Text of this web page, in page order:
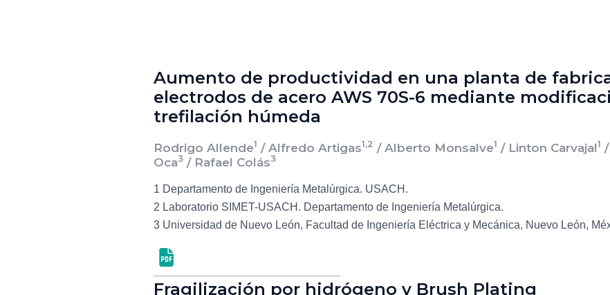
Aumento de productividad en una planta de
electrodos de acero AWS 70S-6 mediante
trefilación húmeda
Rodrigo Allende1 / Alfredo Artigas1,2 / Alberto Monsalve1 / Linton Carvajal1
Oca3 / Rafael Colás3
1 Departamento de Ingeniería Metalúrgica. USACH.
2 Laboratorio SIMET-USACH. Departamento de Ingeniería Metalúrgica.
3 Universidad de Nuevo León, Facultad de Ingeniería Eléctrica y Mecánica, Nuevo León,
Fragilización por hidrógeno y Brush Plating